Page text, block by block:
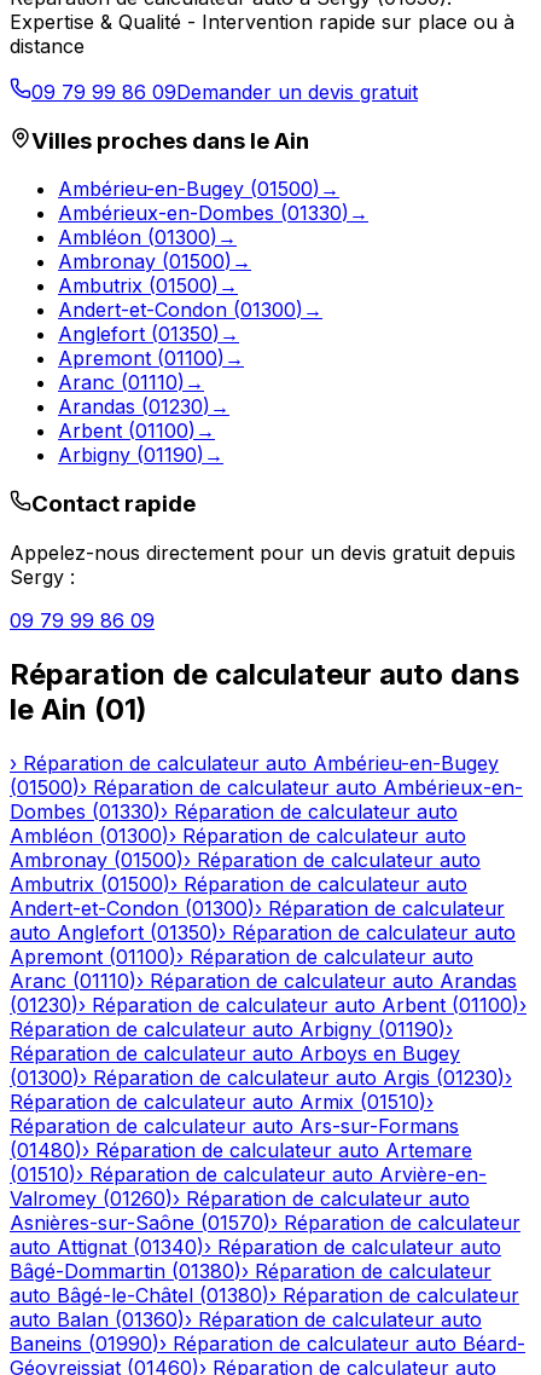
Expertise & Qualité - Intervention rapide sur place ou à
distance
09 79 99 86 09Demander un devis gratuit
Villes proches dans leAin
Ambérieu-en-Bugey (01500) →
Ambérieux-en-Dombes (01330) →
Ambléon (01300) →
Ambronay (01500) →
Ambutrix (01500) →
Andert-et-Condon (01300) →
Anglefort (01350) →
Apremont (01100) →
Aranc (01110) →
Arandas (01230) →
Arbent (01100) →
Arbigny (01190) →
Contact rapide
Appelez-nous directement pour un devis gratuit depuis
Sergy :
09 79 99 86 09
Réparation de calculateur auto dans
le Ain (01)
› Réparation de calculateur auto Ambérieu-en-Bugey
(01500)› Réparation de calculateur auto Ambérieux-en-
Dombes (01330)› Réparation de calculateur auto
Ambléon (01300)› Réparation de calculateur auto
Ambronay (01500)› Réparation de calculateur auto
Ambutrix (01500)› Réparation de calculateur auto
Andert-et-Condon (01300)› Réparation de calculateur
auto Anglefort (01350)› Réparation de calculateur auto
Apremont (01100)› Réparation de calculateur auto
Aranc (01110)› Réparation de calculateur auto Arandas
(01230)› Réparation de calculateur auto Arbent (01100)›
Réparation de calculateur auto Arbigny (01190)›
Réparation de calculateur auto Arboys en Bugey
(01300)› Réparation de calculateur auto Argis (01230)›
Réparation de calculateur auto Armix (01510)›
Réparation de calculateur auto Ars-sur-Formans
(01480)› Réparation de calculateur auto Artemare
(01510)› Réparation de calculateur auto Arvière-en-
Valromey (01260)› Réparation de calculateur auto
Asnières-sur-Saône (01570)› Réparation de calculateur
auto Attignat (01340)› Réparation de calculateur auto
Bâgé-Dommartin (01380)› Réparation de calculateur
auto Bâgé-le-Châtel (01380)› Réparation de calculateur
auto Balan (01360)› Réparation de calculateur auto
Baneins (01990)› Réparation de calculateur auto Béard-
Géovreissiat (01460)› Réparation de calculateur auto